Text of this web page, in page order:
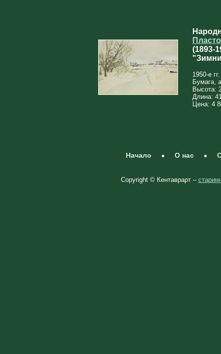
1950-е гг.
Бумага,
Высота:
Длина:
Цена: 4
Начало О нас
Copyright © Кентаврарт –